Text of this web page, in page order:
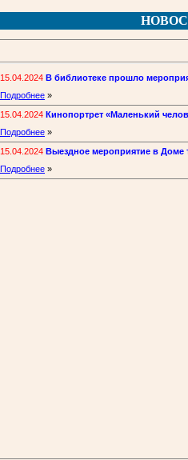
15.04.2024 В библиотеке прошло
Подробнее »
15.04.2024 Кинопортрет «Маленький
Подробнее »
15.04.2024 Выездное мероприятие в Доме
Подробнее »